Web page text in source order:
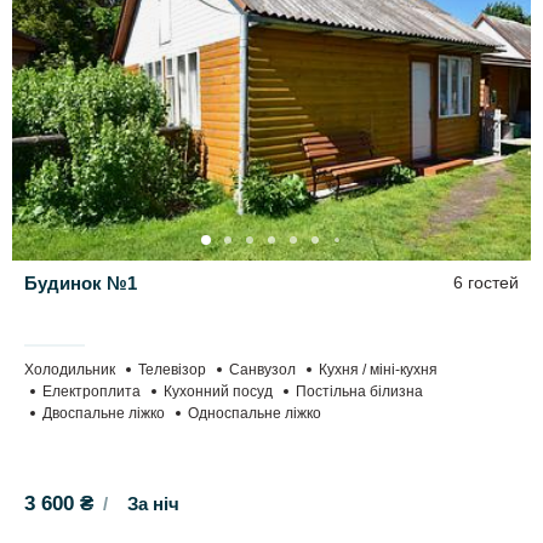
Будинок №1 6 гостей
Холодильник Телевізор Санвузол
Кухня / міні-кухня
Електроплита
Кухонний посуд
Постільна білизна
Двоспальне ліжко
Односпальне ліжко
3 600 ₴ За ніч